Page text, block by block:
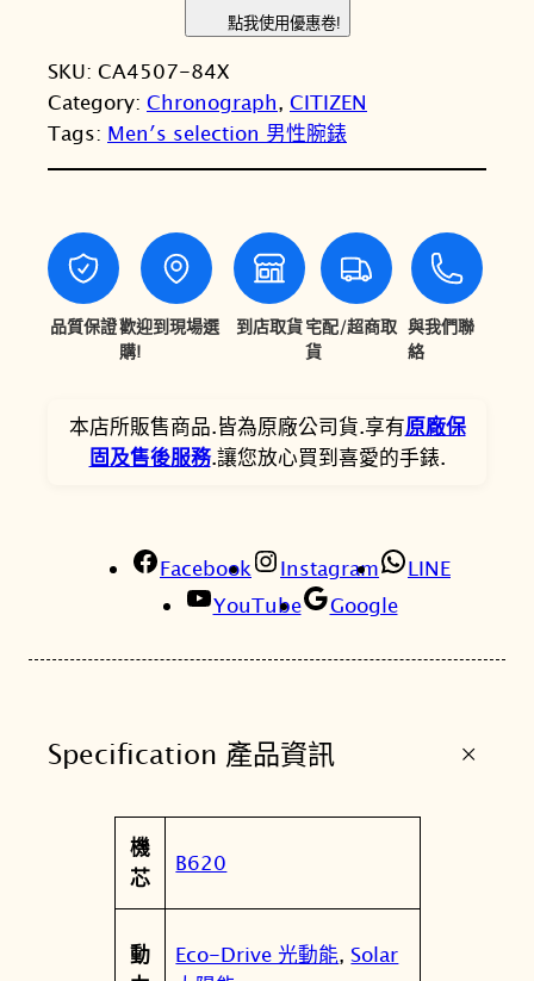
：
T
$
4
,
9
。
2
,
6
6
。
T
I
Z
E
N
辰
C
r
o
g
r
h
夜
型
動
計
腕
錶
A
點我使用優惠卷!
SKU: CA4507-84X
Category: Chronograph, CITIZEN
Tags: Men′s selection 男性腕錶
品質保證歡迎到現場選
購!
到店取貨宅配/超商取
貨
與我們聯
絡
本店所販售商品.皆為原廠公司貨.享有原廠保
固及售後服務.讓您放心買到喜愛的手錶.
Facebook Instagram
LINE
YouTube
Google
Specification 產品資訊 +
屬
性
值
機
芯
B620
動
Eco-Drive 光動能,Solar